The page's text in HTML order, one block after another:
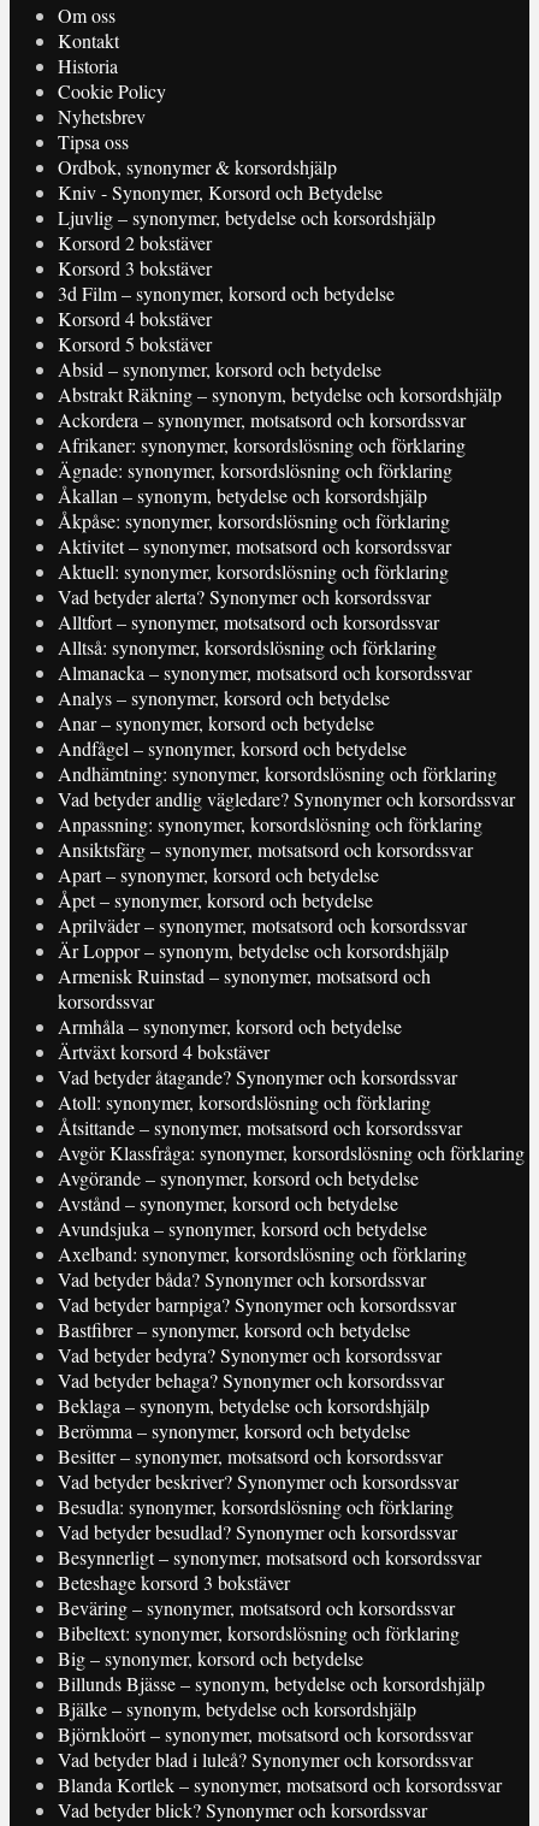
Om oss
Kontakt
Historia
Cookie Policy
Nyhetsbrev
Tipsa oss
Ordbok, synonymer & korsordshjälp
Kniv - Synonymer, Korsord och Betydelse
Ljuvlig – synonymer, betydelse och korsordshjälp
Korsord 2 bokstäver
Korsord 3 bokstäver
3d Film – synonymer, korsord och betydelse
Korsord 4 bokstäver
Korsord 5 bokstäver
Absid – synonymer, korsord och betydelse
Abstrakt Räkning – synonym, betydelse och korsordshjälp
Ackordera – synonymer, motsatsord och korsordssvar
Afrikaner: synonymer, korsordslösning och förklaring
Ägnade: synonymer, korsordslösning och förklaring
Åkallan – synonym, betydelse och korsordshjälp
Åkpåse: synonymer, korsordslösning och förklaring
Aktivitet – synonymer, motsatsord och korsordssvar
Aktuell: synonymer, korsordslösning och förklaring
Vad betyder alerta? Synonymer och korsordssvar
Alltfort – synonymer, motsatsord och korsordssvar
Alltså: synonymer, korsordslösning och förklaring
Almanacka – synonymer, motsatsord och korsordssvar
Analys – synonymer, korsord och betydelse
Anar – synonymer, korsord och betydelse
Andfågel – synonymer, korsord och betydelse
Andhämtning: synonymer, korsordslösning och förklaring
Vad betyder andlig vägledare? Synonymer och korsordssvar
Anpassning: synonymer, korsordslösning och förklaring
Ansiktsfärg – synonymer, motsatsord och korsordssvar
Apart – synonymer, korsord och betydelse
Åpet – synonymer, korsord och betydelse
Aprilväder – synonymer, motsatsord och korsordssvar
Är Loppor – synonym, betydelse och korsordshjälp
Armenisk Ruinstad – synonymer, motsatsord och
korsordssvar
Armhåla – synonymer, korsord och betydelse
Ärtväxt korsord 4 bokstäver
Vad betyder åtagande? Synonymer och korsordssvar
Atoll: synonymer, korsordslösning och förklaring
Åtsittande – synonymer, motsatsord och korsordssvar
Avgör Klassfråga: synonymer, korsordslösning och förklaring
Avgörande – synonymer, korsord och betydelse
Avstånd – synonymer, korsord och betydelse
Avundsjuka – synonymer, korsord och betydelse
Axelband: synonymer, korsordslösning och förklaring
Vad betyder båda? Synonymer och korsordssvar
Vad betyder barnpiga? Synonymer och korsordssvar
Bastfibrer – synonymer, korsord och betydelse
Vad betyder bedyra? Synonymer och korsordssvar
Vad betyder behaga? Synonymer och korsordssvar
Beklaga – synonym, betydelse och korsordshjälp
Berömma – synonymer, korsord och betydelse
Besitter – synonymer, motsatsord och korsordssvar
Vad betyder beskriver? Synonymer och korsordssvar
Besudla: synonymer, korsordslösning och förklaring
Vad betyder besudlad? Synonymer och korsordssvar
Besynnerligt – synonymer, motsatsord och korsordssvar
Beteshage korsord 3 bokstäver
Beväring – synonymer, motsatsord och korsordssvar
Bibeltext: synonymer, korsordslösning och förklaring
Big – synonymer, korsord och betydelse
Billunds Bjässe – synonym, betydelse och korsordshjälp
Bjälke – synonym, betydelse och korsordshjälp
Björnkloört – synonymer, motsatsord och korsordssvar
Vad betyder blad i luleå? Synonymer och korsordssvar
Blanda Kortlek – synonymer, motsatsord och korsordssvar
Vad betyder blick? Synonymer och korsordssvar